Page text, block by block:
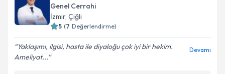
Genel Cerrahi
İzmir, Çiğli
5 (7 Değerlendirme)
Yaklaşımı, ilgisi, hasta ile diyaloğu çok iyi bir hekim.
Ameliyat...
Devamı